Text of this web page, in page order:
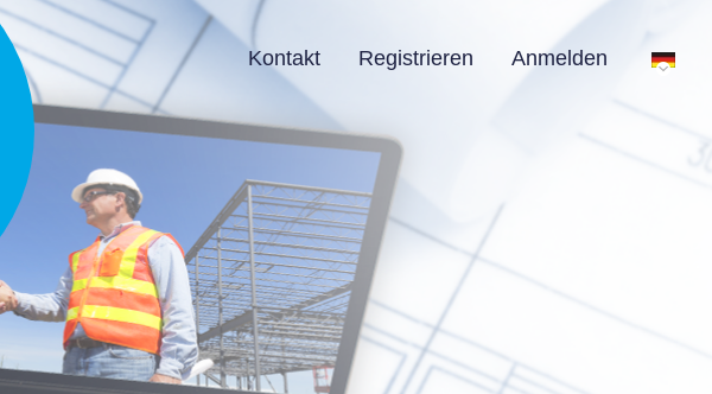
Kontakt Registrieren Anmelden